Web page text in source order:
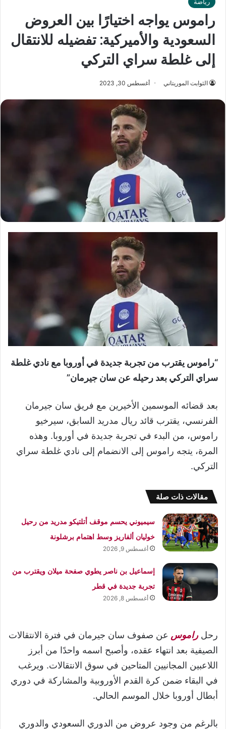
راموس يواجه اختيارًا بين العروض
السعودية والأميركية: تفضيله للانتقال
إلى غلطة سراي التركي
الثوابت الموريتاني أغسطس 30, 2023
“راموس يقترب من تجربة جديدة في أوروبا مع نادي غلطة
سراي التركي بعد رحيله عن سان جيرمان”
بعد قضائه الموسمين الأخيرين مع فريق سان جيرمان
الفرنسي، يقترب قائد ريال مدريد السابق، سيرخيو
راموس، من البدء في تجربة جديدة في أوروبا. وهذه
المرة، يتجه راموس إلى الانضمام إلى نادي غلطة سراي
التركي.
مقالات ذات صلة
سيميوني يحسم موقف أتلتيكو مدريد من رحيل
خوليان ألفاريز وسط اهتمام برشلونة
أغسطس 9, 2026
إسماعيل بن ناصر يطوي صفحة ميلان ويقترب من
تجربة جديدة في قطر
أغسطس 8, 2026
رحلراموس عن صفوف سان جيرمان في فترة الانتقالات
الصيفية بعد انتهاء عقده، وأصبح اسمه واحدًا من أبرز
اللاعبين المجانيين المتاحين في سوق الانتقالات. ويرغب
في البقاء ضمن كرة القدم الأوروبية والمشاركة في دوري
أبطال أوروبا خلال الموسم الحالي.
بالرغم من وجود عروض من الدوري السعودي والدوري